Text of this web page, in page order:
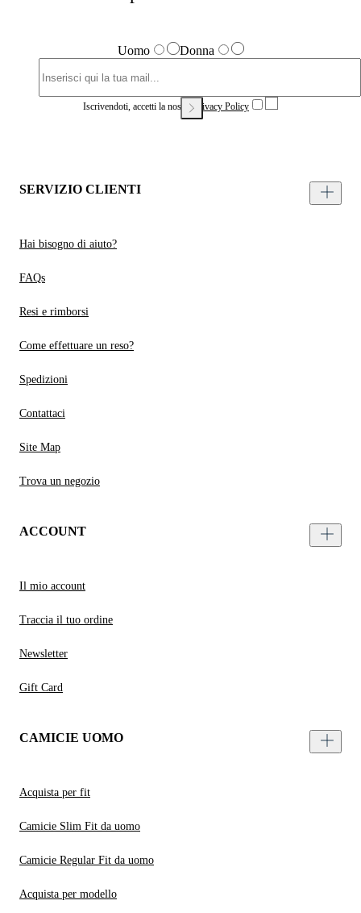
Uomo Donna
Iscrivendoti, accetti la nostraPrivacy Policy
SERVIZIO CLIENTI
Hai bisogno di aiuto?
FAQs
Resi e rimborsi
Come effettuare un reso?
Spedizioni
Contattaci
Site Map
Trova un negozio
ACCOUNT
Il mio account
Traccia il tuo ordine
Newsletter
Gift Card
CAMICIE UOMO
Acquista per fit
Camicie Slim Fit da uomo
Camicie Regular Fit da uomo
Acquista per modello